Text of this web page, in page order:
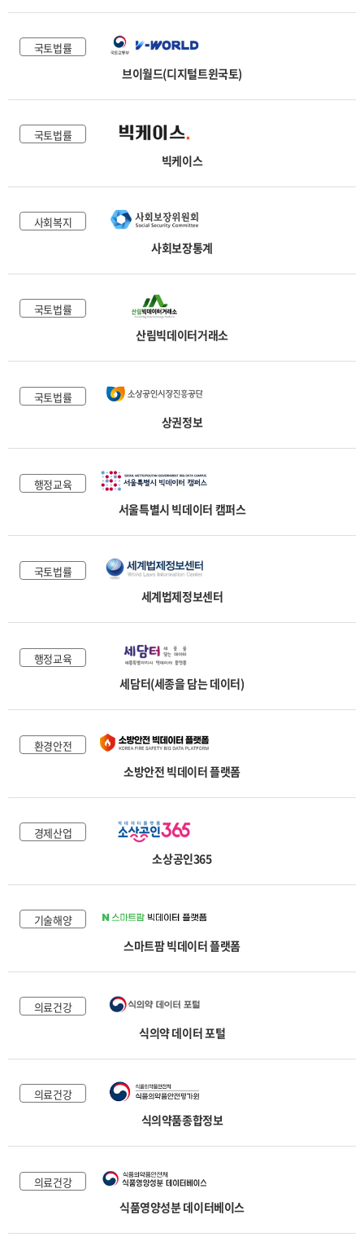
국토법률
브이월드(디지털트윈국토)
국토법률
빅케이스
사회복지
사회보장통계
국토법률
산림빅데이터거래소
국토법률
상권정보
행정교육
서울특별시 빅데이터 캠퍼스
국토법률
세계법제정보센터
행정교육
세담터(세종을 담는 데이터)
환경안전
소방안전 빅데이터 플랫폼
경제산업
소상공인365
기술해양
스마트팜 빅데이터 플랫폼
의료건강
식의약 데이터 포털
의료건강
식의약품종합정보
의료건강
식품영양성분 데이터베이스